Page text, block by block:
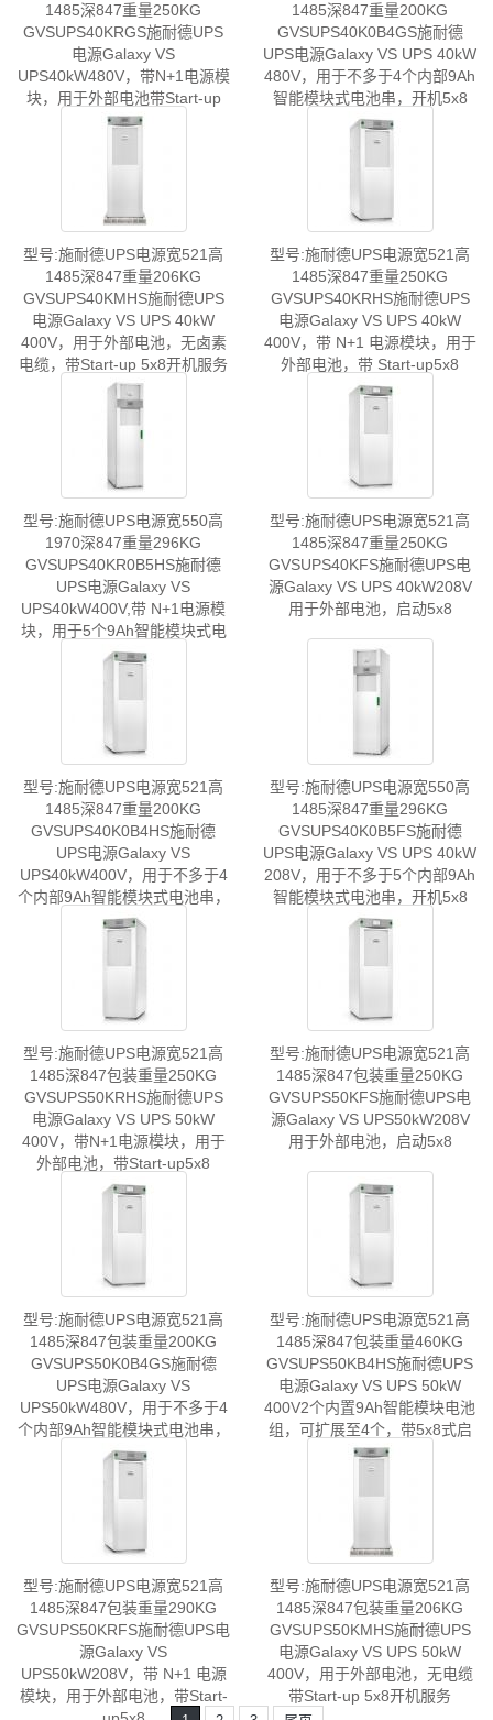
1485深847重量250KG
GVSUPS40KRGS施耐德UPS
电源Galaxy VS
UPS40kW480V，带N+1电源模
块，用于外部电池带Start-up
x8
1485深847重量200KG
GVSUPS40K0B4GS施耐德
UPS电源Galaxy VS UPS 40kW
480V，用于不多于4个内部9Ah
智能模块式电池串，开机5x8
型号:施耐德UPS电源宽521高
1485深847重量206KG
GVSUPS40KMHS施耐德UPS
电源Galaxy VS UPS 40kW
400V，用于外部电池，无卤素
电缆，带Start-up 5x8开机服务
型号:施耐德UPS电源宽521高
1485深847重量250KG
GVSUPS40KRHS施耐德UPS
电源Galaxy VS UPS 40kW
400V，带 N+1 电源模块，用于
外部电池，带 Start-up5x8
型号:施耐德UPS电源宽550高
1970深847重量296KG
GVSUPS40KR0B5HS施耐德
UPS电源Galaxy VS
UPS40kW400V,带 N+1电源模
块，用于5个9Ah智能模块式电
池串,开机5x8
型号:施耐德UPS电源宽521高
1485深847重量250KG
GVSUPS40KFS施耐德UPS电
源Galaxy VS UPS 40kW208V
用于外部电池，启动5x8
型号:施耐德UPS电源宽521高
1485深847重量200KG
GVSUPS40K0B4HS施耐德
UPS电源Galaxy VS
UPS40kW400V，用于不多于4
个内部9Ah智能模块式电池串，
开机5x8
型号:施耐德UPS电源宽550高
1485深847重量296KG
GVSUPS40K0B5FS施耐德
UPS电源Galaxy VS UPS 40kW
208V，用于不多于5个内部9Ah
智能模块式电池串，开机5x8
型号:施耐德UPS电源宽521高
1485深847包装重量250KG
GVSUPS50KRHS施耐德UPS
电源Galaxy VS UPS 50kW
400V，带N+1电源模块，用于
外部电池，带Start-up5x8
型号:施耐德UPS电源宽521高
1485深847包装重量250KG
GVSUPS50KFS施耐德UPS电
源Galaxy VS UPS50kW208V
用于外部电池，启动5x8
型号:施耐德UPS电源宽521高
1485深847包装重量200KG
GVSUPS50K0B4GS施耐德
UPS电源Galaxy VS
UPS50kW480V，用于不多于4
个内部9Ah智能模块式电池串，
开机5x8
型号:施耐德UPS电源宽521高
1485深847包装重量460KG
GVSUPS50KB4HS施耐德UPS
电源Galaxy VS UPS 50kW
400V2个内置9Ah智能模块电池
组，可扩展至4个，带5x8式启
动服务
型号:施耐德UPS电源宽521高
1485深847包装重量290KG
GVSUPS50KRFS施耐德UPS电
源Galaxy VS
UPS50kW208V，带 N+1 电源
模块，用于外部电池，带Start-
型号:施耐德UPS电源宽521高
1485深847包装重量206KG
GVSUPS50KMHS施耐德UPS
电源Galaxy VS UPS 50kW
400V，用于外部电池，无电缆
带Start-up 5x8开机服务